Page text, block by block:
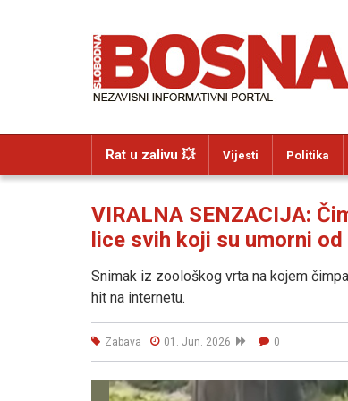
Rat u zalivu 💥 Vijesti Politika
VIRALNA SENZACIJA:
lice svih koji su umorni od
Snimak iz zoološkog vrta na kojem
hit na internetu.
Zabava 01. Jun. 2026 0